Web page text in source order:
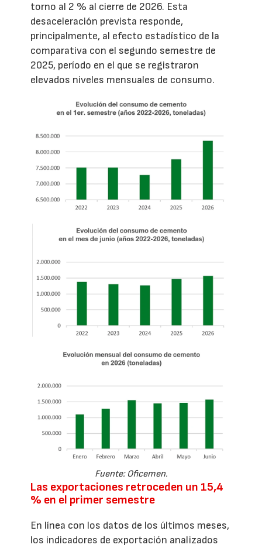
torno al 2 % al cierre de 2026. Esta
desaceleración prevista responde,
principalmente, al efecto estadístico de la
comparativa con el segundo semestre de
2025, período en el que se registraron
elevados niveles mensuales de consumo.
Fuente: Oficemen.
Las exportaciones retroceden un 15,4
% en el primer semestre
En línea con los datos de los últimos meses,
los indicadores de exportación analizados